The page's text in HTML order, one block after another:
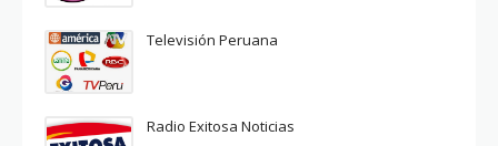
Televisión Peruana
Radio Exitosa Noticias